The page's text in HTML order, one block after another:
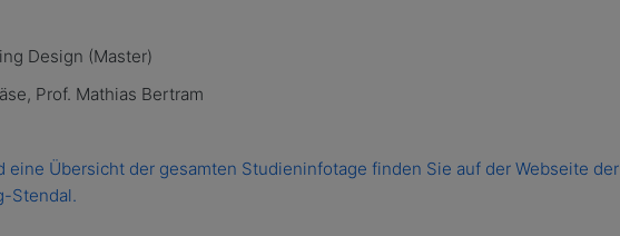
Design (Master)
Prof. Mathias Bertram
eine Übersicht der gesamten Studieninfotage finden Sie auf der Webseite der
Stendal.